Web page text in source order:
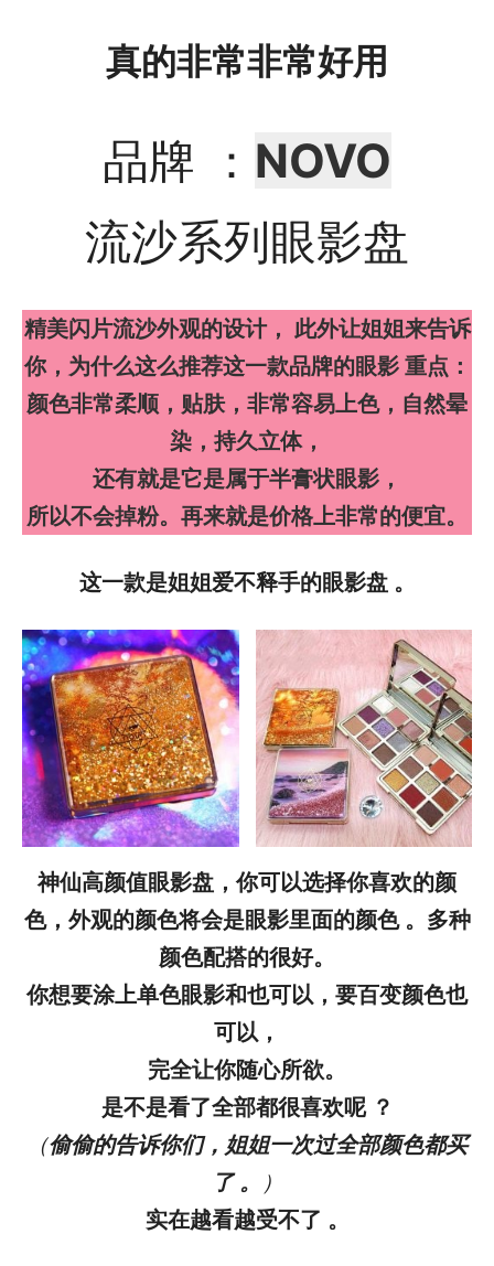
真的非常非常好用
品牌 ： NOVO
流沙系列眼影盘
精美闪片流沙外观的设计， 此外让姐姐来告诉
你，为什么这么推荐这一款品牌的眼影 重点：
颜色非常柔顺，贴肤，非常容易上色，自然晕
染，持久立体，
还有就是它是属于半膏状眼影，
所以不会掉粉。再来就是价格上非常的便宜。
这一款是姐姐爱不释手的眼影盘 。
神仙高颜值眼影盘，你可以选择你喜欢的颜
色，外观的颜色将会是眼影里面的颜色 。多种
颜色配搭的很好。
你想要涂上单色眼影和也可以，要百变颜色也
可以，
完全让你随心所欲。
是不是看了全部都很喜欢呢 ？
（偷偷的告诉你们，姐姐一次过全部颜色都买
了 。
）
实在越看越受不了 。